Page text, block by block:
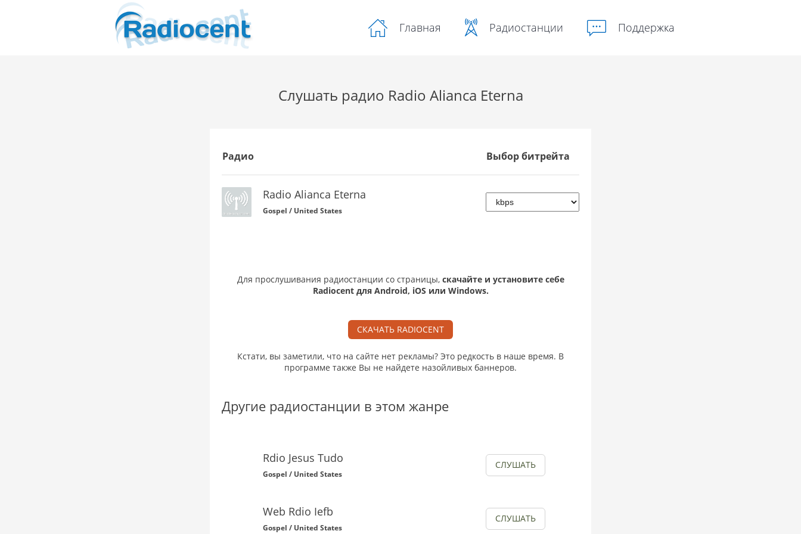
Главная Радиостанции Поддержка
Слушать радио Radio Alianca Eterna
Радио Выбор битрейта
Radio Alianca Eterna
Gospel / United States
Для прослушивания радиостанции со страницы, скачайте и установите себе
Radiocent для Android, iOS или Windows.
СКАЧАТЬ RADIOCENT
Кстати, вы заметили, что на сайте нет рекламы? Это редкость в наше время. В
программе также Вы не найдете назойливых баннеров.
Другие радиостанции в этом жанре
Rdio Jesus Tudo
Gospel / United States
СЛУШАТЬ
Web Rdio Iefb
Gospel / United States
СЛУШАТЬ